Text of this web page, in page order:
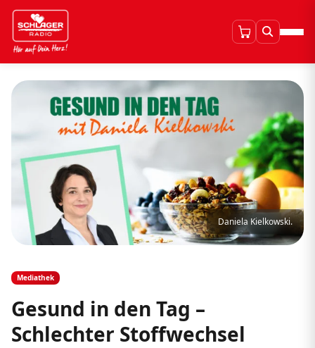
Daniela Kielkowski.
Mediathek
Gesund in den Tag –
Schlechter Stoffwechsel